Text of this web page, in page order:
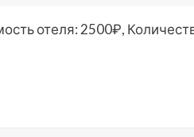
отеля: 2500₽,